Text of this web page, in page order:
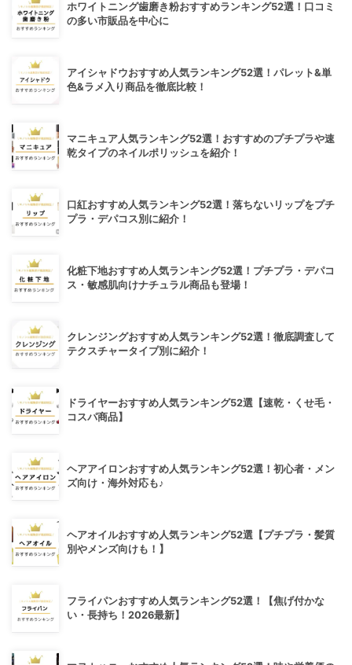
ホワイトニング歯磨き粉おすすめランキング52選！口コミ
の多い市販品を中心に
アイシャドウおすすめ人気ランキング52選！パレット&単
色&ラメ入り商品を徹底比較！
マニキュア人気ランキング52選！おすすめのプチプラや速
乾タイプのネイルポリッシュを紹介！
口紅おすすめ人気ランキング52選！落ちないリップをプチ
プラ・デパコス別に紹介！
化粧下地おすすめ人気ランキング52選！プチプラ・デパコ
ス・敏感肌向けナチュラル商品も登場！
クレンジングおすすめ人気ランキング52選！徹底調査して
テクスチャータイプ別に紹介！
ドライヤーおすすめ人気ランキング52選【速乾・くせ毛・
コスパ商品】
ヘアアイロンおすすめ人気ランキング52選！初心者・メン
ズ向け・海外対応も♪
ヘアオイルおすすめ人気ランキング52選【プチプラ・髪質
別やメンズ向けも！】
フライパンおすすめ人気ランキング52選！【焦げ付かな
い・長持ち！2026最新】